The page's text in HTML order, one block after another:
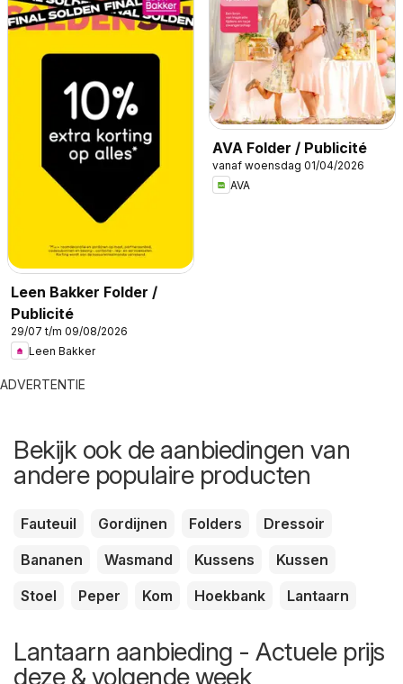
Leen Bakker Folder /
Publicité
29/07 t/m 09/08/2026
Leen Bakker
AVA Folder / Publicité
vanaf woensdag 01/04/2026
AVA
ADVERTENTIE
Bekijk ook de aanbiedingen van
andere populaire producten
Fauteuil Gordijnen Folders
Dressoir
Bananen
Wasmand Kussens
Kussen
Stoel
Peper Kom Hoekbank Lantaarn
Lantaarn aanbieding - Actuele prijs
deze & volgende week